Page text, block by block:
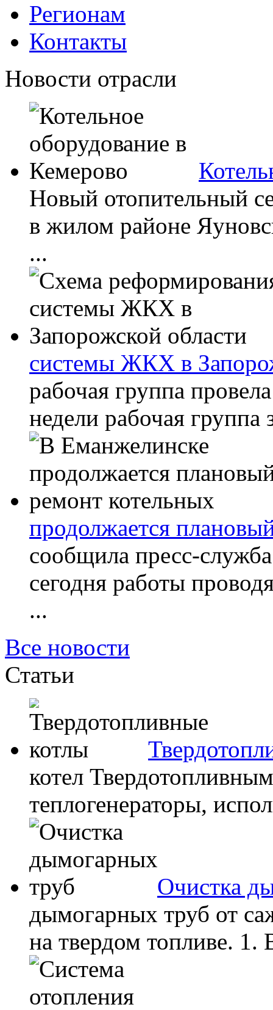
Регионам
Контакты
Новости отрасли
Новый отопительный
в жилом районе
...
системы ЖКХ в
рабочая группа
недели рабочая группа
продолжается
сообщила пресс-
сегодня работы
...
Все новости
Статьи
котел
теплогенераторы,
Очистка
дымогарных труб от
на твердом топливе.